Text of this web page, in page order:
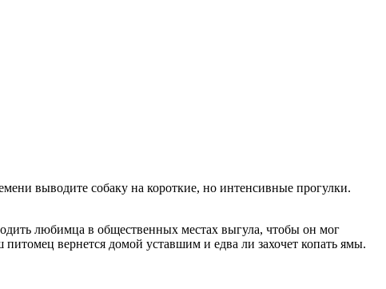
выводите собаку на короткие, но интенсивные прогулки.
любимца в общественных местах выгула, чтобы он мог
вернется домой уставшим и едва ли захочет копать ямы.